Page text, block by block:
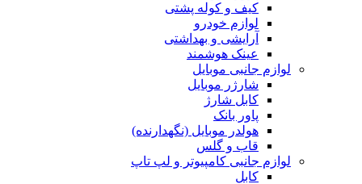
کیف و کوله پشتی
لوازم خودرو
آرایشی و بهداشتی
عینک هوشمند
لوازم جانبی موبایل
شارژر موبایل
کابل شارژ
پاور بانک
هولدر موبایل (نگهدارنده)
قاب و گلس
لوازم جانبی کامپیوتر و لپ تاپ
کابل